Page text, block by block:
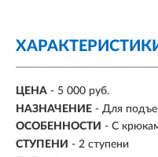
ЦЕНА - 5 000 руб.
НАЗНАЧЕНИЕ - Для
ОСОБЕННОСТИ - С
СТУПЕНИ - 2 ступени